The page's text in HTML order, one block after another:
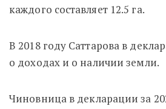
каждого составляет 12.5 га.
В 2018 году Саттарова в
о доходах и о наличии земли.
Чиновница в декларации за